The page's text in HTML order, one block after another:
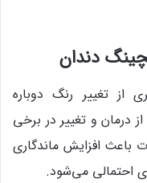
دندان
از تغییر رنگ دوباره
درمان و تغییر در برخی
باعث افزایش ماندگاری
احتمالی می‌شود.